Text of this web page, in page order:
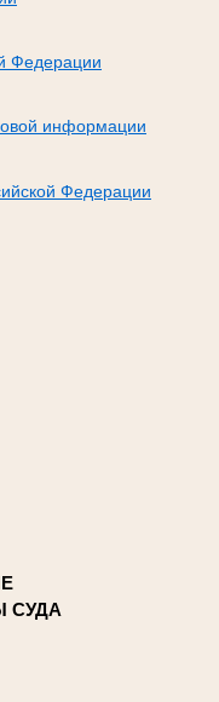
Федерации
информации
Федерации
СУДА